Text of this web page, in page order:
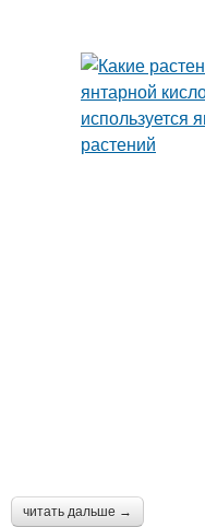
читать дальше →